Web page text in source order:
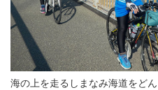
海の上を走るしまなみ海道をど